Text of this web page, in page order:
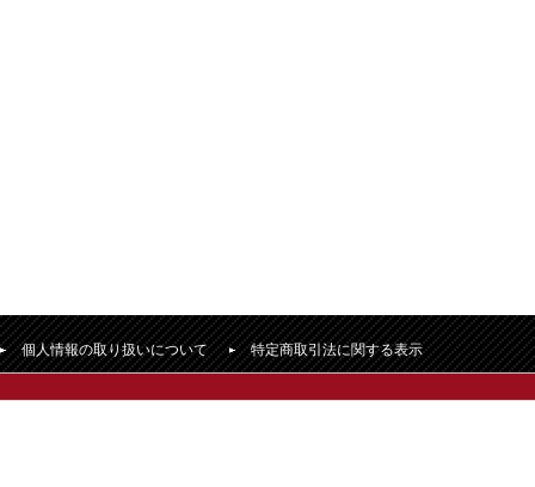
個人情報の取り扱いについて 特定商取引法に関する表示